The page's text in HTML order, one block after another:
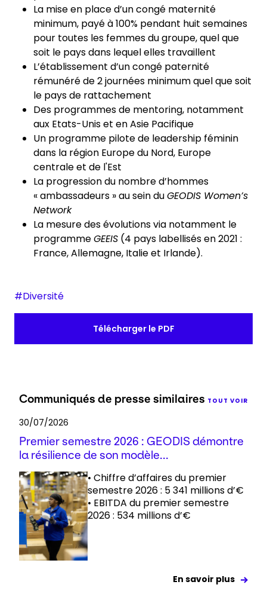
La mise en place d’un congé maternité
minimum, payé à 100% pendant huit semaines
pour toutes les femmes du groupe, quel que
soit le pays dans lequel elles travaillent
L’établissement d’un congé paternité
rémunéré de 2 journées minimum quel que soit
le pays de rattachement
Des programmes de mentoring, notamment
aux Etats-Unis et en Asie Pacifique
Un programme pilote de leadership féminin
dans la région Europe du Nord, Europe
centrale et de l'Est
La progression du nombre d’hommes
« ambassadeurs » au sein duGEODIS Women’s
Network
La mesure des évolutions via notamment le
programmeGEEIS (4 pays labellisés en 2021 :
France, Allemagne, Italie et Irlande).
#Diversité
Télécharger le PDF
Communiqués de presse similaires TOUT VOIR
30/07/2026
Premier semestre 2026 : GEODIS démontre
la résilience de son modèle...
• Chiffre d’affaires du premier
semestre 2026 : 5 341 millions d’€
• EBITDA du premier semestre
2026 : 534 millions d’€
En savoir plus